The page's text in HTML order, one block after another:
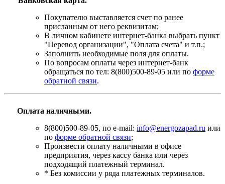
Покупателю выставляется счет по ранее
присланным от него реквизитам;
В личном кабинете интернет-банка выбрать пункт
"Перевод организации", "Оплата счета" и т.п.;
Заполнить необходимые поля для оплаты.
По вопросам оплаты через интернет-банк
обращаться по тел: 8(800)500-89-05 или по форме
обратной связи.
Оплата наличными.
8(800)500-89-05, по e-mail: info@energozapad.ru или
по форме обратной связи;
Произвести оплату наличными в офисе
предприятия, через кассу банка или через
подходящий платежный терминал.
* Без комиссии у ряда платежных терминалов.